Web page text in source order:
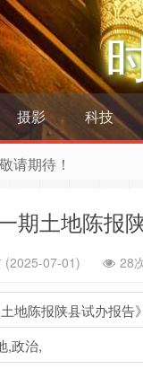
摄影 科技
请期待！
期土地陈报
(2025-07-01) 28
地陈报陕县试办报告
,政治,